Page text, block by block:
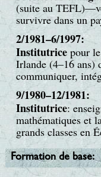
(suite au
survivre dans un
2/1981–6/1997:
Institutricepour le
Irlande (4–16 ans)
communiquer,
9/1980–12/1981:
Institutrice:
mathématiques et
grands classes en
Formation de base: